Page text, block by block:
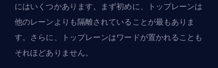
にはいくつかあります。まず初めに、トップレーンは
他のレーンよりも隔離されていることが最もありま
す。さらに、トップレーンはワードが置かれることも
それほどありません。